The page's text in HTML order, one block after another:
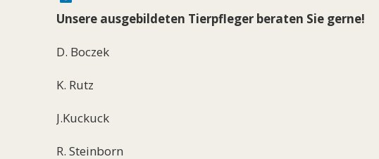
Unsere ausgebildeten Tierpfleger beraten Sie gerne!
D. Boczek
K. Rutz
J.Kuckuck
R. Steinborn